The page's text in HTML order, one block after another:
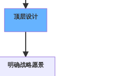
顶层设计
明确战略愿景